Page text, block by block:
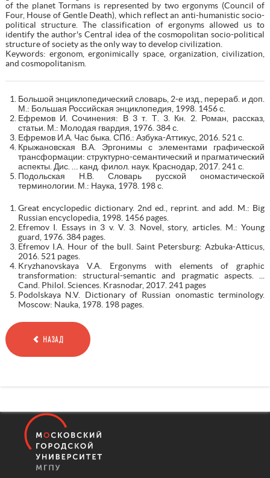
of the planet Tormans is represented by two ergonyms (Council of
Four, House of Gentle Death), which reflect an anti-humanistic socio-
political structure. The classification of ergonyms allowed us to
identify the author's Central idea of the cosmopolitan socio-political
structure of society as the only way to develop civilization.
Keywords: ergonom, ergonimically space, organization, civilization,
and cosmopolitanism.
Большой энциклопедический словарь, 2-е изд., перераб. и доп.
М.: Большая Российская энциклопедия, 1998. 1456 с.
Ефремов И. Сочинения: В 3 т. Т. 3. Кн. 2. Роман, рассказ,
статьи. М.: Молодая гвардия, 1976. 384 с.
Ефремов И.А. Час быка. СПб.: Азбука-Аттикус, 2016. 521 с.
Крыжановская В.А. Эргонимы с элементами графической
трансформации: структурно-семантический и прагматический
аспекты. Дис. … канд. филол. наук. Краснодар, 2017. 241 с.
Подольская Н.В. Словарь русской ономастической
терминологии. М.: Наука, 1978. 198 с.
Great encyclopedic dictionary. 2nd ed., reprint. and add. M.: Big
Russian encyclopedia, 1998. 1456 pages.
Efremov I. Essays in 3 v. V. 3. Novel, story, articles. M.: Young
guard, 1976. 384 pages.
Efremov I.A. Hour of the bull. Saint Petersburg: Azbuka-Atticus,
2016. 521 pages.
Kryzhanovskaya V.A. Ergonyms with elements of graphic
transformation: structural-semantic and pragmatic aspects. ...
Cand. Philol. Sciences. Krasnodar, 2017. 241 pages
Podolskaya N.V. Dictionary of Russian onomastic terminology.
Moscow: Nauka, 1978. 198 pages.
НАЗАД